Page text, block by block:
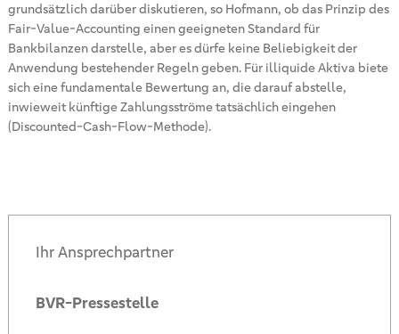
grundsätzlich darüber diskutieren, so Hofmann, ob das Prinzip des
Fair-Value-Accounting einen geeigneten Standard für
Bankbilanzen darstelle, aber es dürfe keine Beliebigkeit der
Anwendung bestehender Regeln geben. Für illiquide Aktiva biete
sich eine fundamentale Bewertung an, die darauf abstelle,
inwieweit künftige Zahlungsströme tatsächlich eingehen
(Discounted-Cash-Flow-Methode).
Ihr Ansprechpartner
BVR-Pressestelle